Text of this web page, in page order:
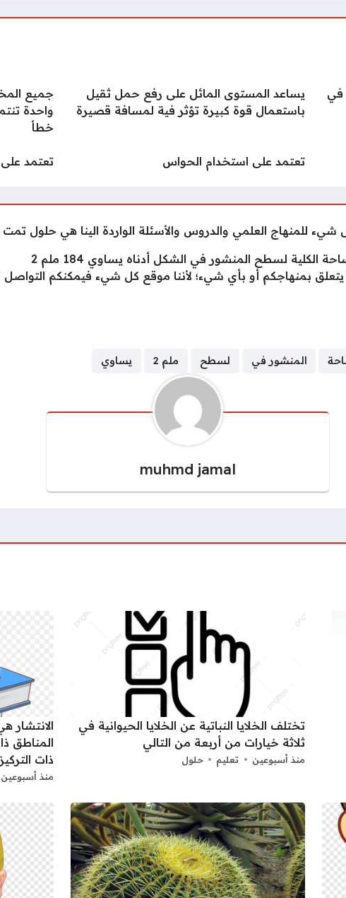
رابط مفاضلة القبول الجامعي 2025 2026 في
يساعد المستوى المائل على رفع حمل ثقيل
باستعمال قوة كبيرة تؤثر فية لمسافة قصيرة
جميع
واحدة
خطأ
تعتمد على استخدام الحواس تعتمد
للمنهاج العلمي والدروس والأسئلة الواردة الينا هي
لسطح المنشور في الشكل أدناه يساوي 184 ملم 2
بمنهاجكم أو بأي شيء؛ لأننا موقع كل شيء فيمكنكم
المنشور في لسطح ملم 2 يساوي
muhmd jamal
تختلف الخلايا النباتية عن الخلايا الحيوانية في
ثلاثة خيارات من أربعة من التالي
منذ أسبوعين تعليم حلول
الانتشار
المناطق
ذات
منذ أسبوعين